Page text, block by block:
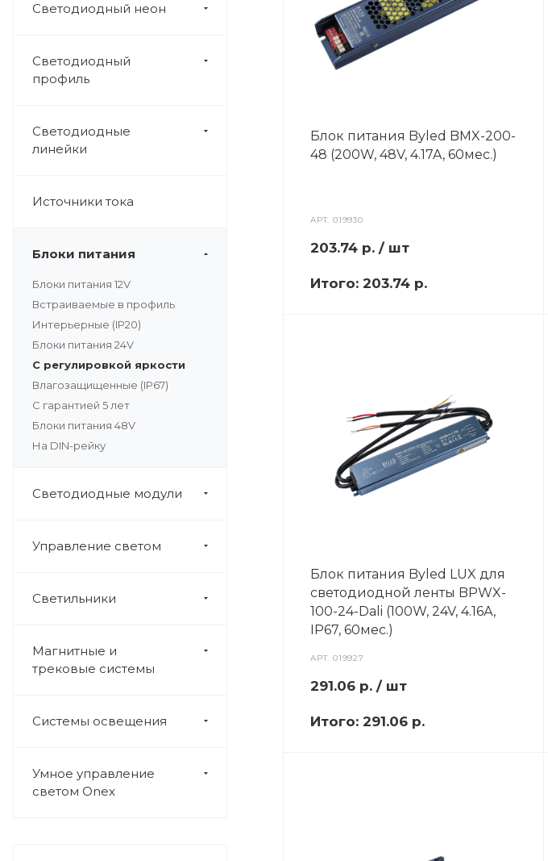
Светодиодный неон
Светодиодный
профиль
Светодиодные
линейки
Источники тока
Блоки питания
Блоки питания 12V
Встраиваемые в профиль
Интерьерные (IP20)
Блоки питания 24V
С регулировкой яркости
Влагозащищенные (IP67)
С гарантией 5 лет
Блоки питания 48V
На DIN-рейку
Светодиодные модули
Управление светом
Светильники
Магнитные и
трековые системы
Системы освещения
Умное управление
светом Onex
Блок питания Byled BMX-200-
48 (200W, 48V, 4.17A, 60мес.)
АРТ.019930
203.74 р. / шт
Итого: 203.74 р.
Блок питания Byled LUX для
светодиодной ленты BPWX-
100-24-Dali (100W, 24V, 4.16А,
IP67, 60мес.)
АРТ.019927
291.06 р. / шт
Итого: 291.06 р.